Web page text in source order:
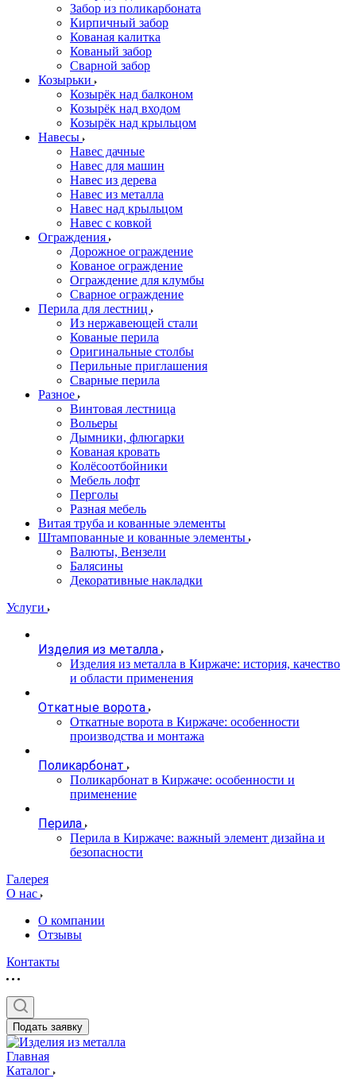
Забор из поликарбоната
Кирпичный забор
Кованая калитка
Кованый забор
Сварной забор
Козырьки
Козырёк над балконом
Козырёк над входом
Козырёк над крыльцом
Навесы
Навес дачные
Навес для машин
Навес из дерева
Навес из металла
Навес над крыльцом
Навес с ковкой
Ограждения
Дорожное ограждение
Кованое ограждение
Ограждение для клумбы
Сварное ограждение
Перила для лестниц
Из нержавеющей стали
Кованые перила
Оригинальные столбы
Перильные приглашения
Сварные перила
Разное
Винтовая лестница
Вольеры
Дымники, флюгарки
Кованая кровать
Колёсоотбойники
Мебель лофт
Перголы
Разная мебель
Витая труба и кованные элементы
Штампованные и кованные элементы
Валюты, Вензели
Балясины
Декоративные накладки
Услуги
Изделия из металла
Изделия из металла в Киржаче: история, качество
и области применения
Откатные ворота
Откатные ворота в Киржаче: особенности
производства и монтажа
Поликарбонат
Поликарбонат в Киржаче: особенности и
применение
Перила
Перила в Киржаче: важный элемент дизайна и
безопасности
Галерея
О нас
О компании
Отзывы
Контакты
Подать заявку
Главная
Каталог